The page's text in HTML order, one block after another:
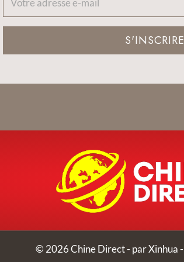
S'INSCRIRE
© 2026 Chine Direct - par Xinhua -